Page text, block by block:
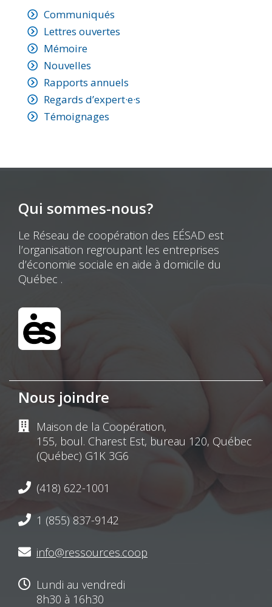
Communiqués
Lettres ouvertes
Mémoire
Nouvelles
Rapports annuels
Regards d’expert·e·s
Témoignages
Qui sommes-nous?
Le Réseau de coopération des EÉSAD est
l’organisation regroupant les entreprises
d’économie sociale en aide à domicile du
Québec .
Nous joindre
Maison de la Coopération,
155, boul. Charest Est, bureau 120, Québec
(Québec) G1K 3G6
(418) 622-1001
1 (855) 837-9142
info@ressources.coop
Lundi au vendredi
8h30 à 16h30